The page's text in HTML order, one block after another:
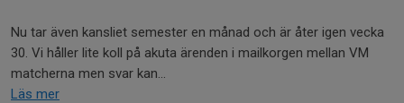
Nu tar även kansliet semester en månad och är åter igen vecka
30. Vi håller lite koll på akuta ärenden i mailkorgen mellan VM
matcherna men svar kan...
Läs mer